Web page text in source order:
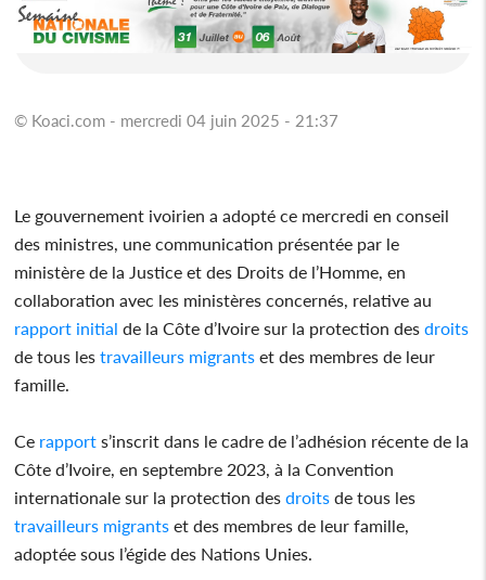
© Koaci.com - mercredi 04 juin 2025 - 21:37
Le gouvernement ivoirien a adopté ce mercredi en conseil
des ministres, une communication présentée par le
ministère de la Justice et des Droits de l’Homme, en
collaboration avec les ministères concernés, relative au
rapport initial de la Côte d’Ivoire sur la protection des droits
de tous les travailleurs migrants et des membres de leur
famille.
Ce rapport s’inscrit dans le cadre de l’adhésion récente de la
Côte d’Ivoire, en septembre 2023, à la Convention
internationale sur la protection des droits de tous les
travailleurs migrants et des membres de leur famille,
adoptée sous l’égide des Nations Unies.